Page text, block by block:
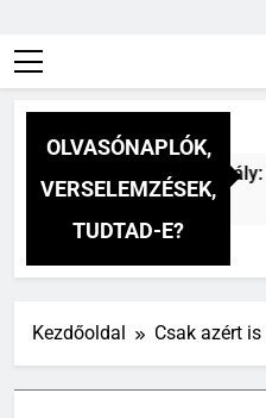
OLVASÓNAPLÓK,
VERSELEMZÉSEK,
TUDTAD-E?
Csokonai Vitéz Mihály:
5 Óra Ezelőtt
Kezdőoldal Csak azért is
Ki